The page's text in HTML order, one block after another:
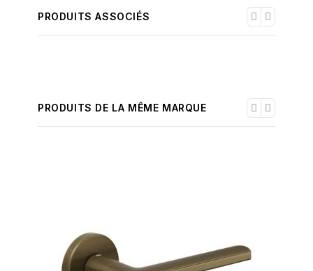
PRODUITS ASSOCIÉS
PRODUITS DE LA MÊME MARQUE